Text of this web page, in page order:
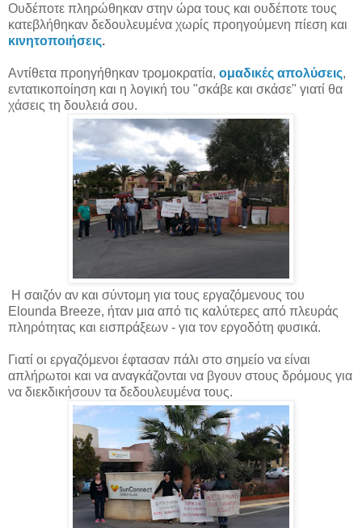
Ουδέποτε πληρώθηκαν στην ώρα τους και ουδέποτε τους
κατεβλήθηκαν δεδουλευμένα χωρίς προηγούμενη πίεση και
κινητοποιήσεις.
Αντίθετα προηγήθηκαν τρομοκρατία, ομαδικές απολύσεις,
εντατικοποίηση και η λογική του "σκάβε και σκάσε" γιατί θα
χάσεις τη δουλειά σου.
Η σαιζόν αν και σύντομη για τους εργαζόμενους του
Elounda Breeze, ήταν μια από τις καλύτερες από πλευράς
πληρότητας και εισπράξεων - για τον εργοδότη φυσικά.
Γιατί οι εργαζόμενοι έφτασαν πάλι στο σημείο να είναι
απλήρωτοι και να αναγκάζονται να βγουν στους δρόμους για
να διεκδικήσουν τα δεδουλευμένα τους.